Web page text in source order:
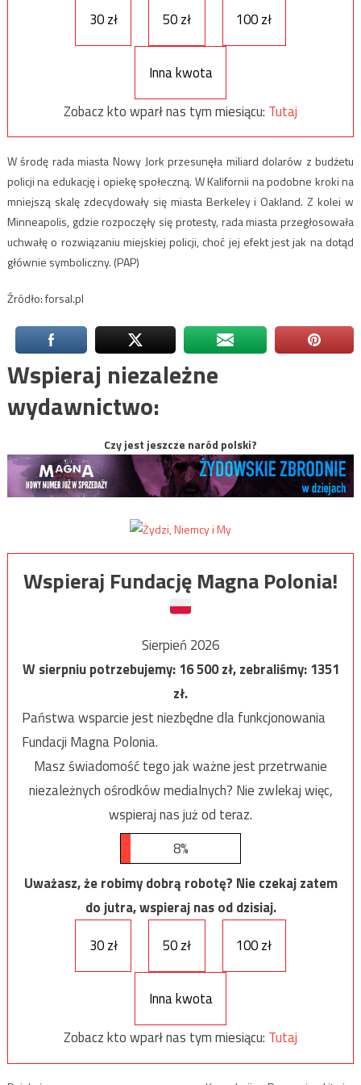
30 zł 50 zł 100 zł
Inna kwota
Zobacz kto wparł nas tym miesiącu: Tutaj
W środę rada miasta Nowy Jork przesunęła miliard dolarów z budżetu
policji na edukację i opiekę społeczną. W Kalifornii na podobne kroki na
mniejszą skalę zdecydowały się miasta Berkeley i Oakland. Z kolei w
Minneapolis, gdzie rozpoczęły się protesty, rada miasta przegłosowała
uchwałę o rozwiązaniu miejskiej policji, choć jej efekt jest jak na dotąd
głównie symboliczny. (PAP)
Źródło: forsal.pl
Wspieraj niezależne
wydawnictwo:
Czy jest jeszcze naród polski?
Wspieraj Fundację Magna Polonia!
Sierpień 2026
W sierpniu potrzebujemy:16 500zł, zebraliśmy:1351
zł.
Państwa wsparcie jest niezbędne dla funkcjonowania
Fundacji Magna Polonia.
Masz świadomość tego jak ważne jest przetrwanie
niezależnych ośrodków medialnych? Nie zwlekaj więc,
wspieraj nas już od teraz.
8%
Uważasz, że robimy dobrą robotę? Nie czekaj zatem
do jutra, wspieraj nas od dzisiaj.
30 zł
50 zł 100 zł
Inna kwota
Zobacz kto wparł nas tym miesiącu: Tutaj